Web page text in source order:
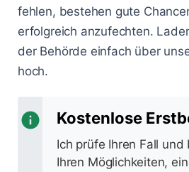
fehlen, bestehen gute
erfolgreich anzufechten.
der Behörde einfach über
hoch.
Kostenlose
Ich prüfe Ihren Fall und
Ihren Möglichkeiten,